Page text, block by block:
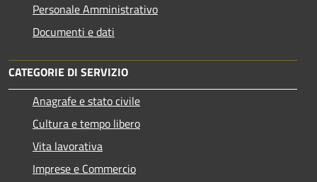
Personale Amministrativo
Documenti e dati
CATEGORIE DI SERVIZIO
Anagrafe e stato civile
Cultura e tempo libero
Vita lavorativa
Imprese e Commercio